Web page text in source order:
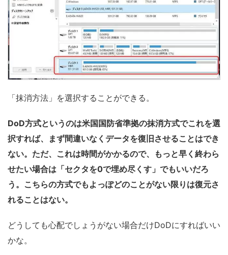
「抹消方法」を選択することができる。
DoD方式というのは米国国防省準拠の抹消方式でこれを選
択すれば、まず間違いなくデータを復旧させることはでき
ない。ただ、これは時間がかかるので、もっと早く終わら
せたい場合は「セクタを0で埋め尽くす」でもいいだろ
う。こちらの方式でもよっぽどのことがない限りは復元さ
れることはない。
どうしても心配でしょうがない場合だけDoDにすればいい
かな。